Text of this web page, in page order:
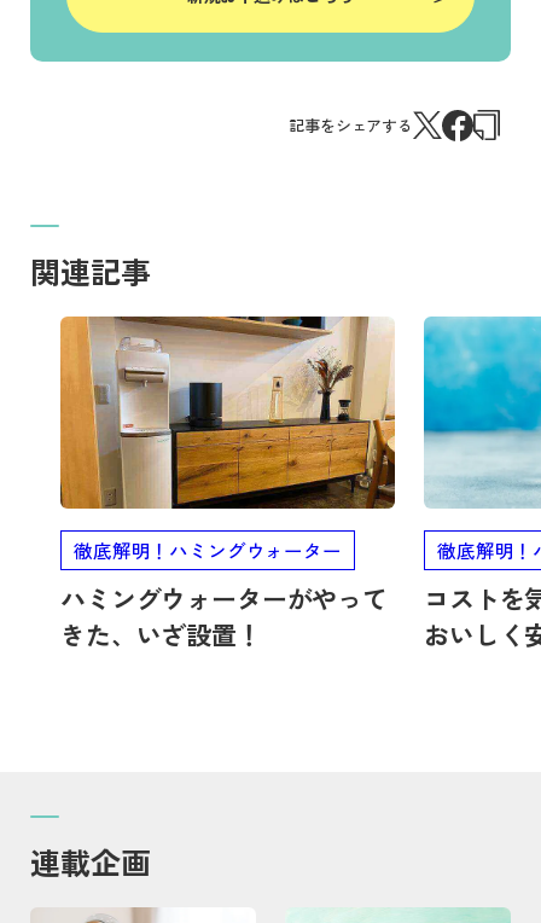
記事をシェアする
関連記事
徹底解明！ハミングウォーター
ハミングウォーターがやって
きた、いざ設置！
記事を読む
徹底解明！
コストを
おいしく
記事を読む
連載企画